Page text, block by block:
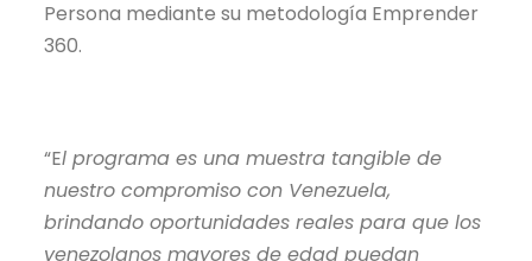
Persona mediante su metodología Emprender
360.
“El programa es una muestra tangible de
nuestro compromiso con Venezuela,
brindando oportunidades reales para que los
venezolanos mayores de edad puedan